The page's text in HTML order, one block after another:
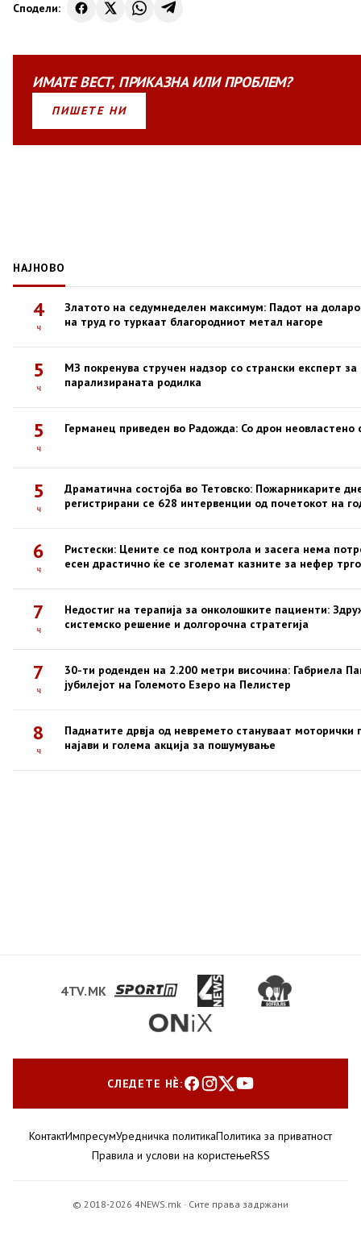
Сподели:
ИМАТЕВЕСТ, ПРИКАЗНАИЛИПРОБЛЕМ?
ПИШЕТЕ НИ
НАЈНОВО
4
ч
Златото на седумнеделен максимум: Падот на
на труд го туркаат благородниот метал нагоре
5
ч
МЗ покренува стручен надзор со странски експерт
парализираната родилка
5
ч
Германец приведен во Радожда: Со дрон неовластено
5
ч
Драматична состојба во Тетовско: Пожарникарите
регистрирани се 628 интервенции од почетокот на
6
ч
Ристески: Цените се под контрола и засега нема
есен драстично ќе се зголемат казните за нефер
7
ч
Недостиг на терапија за онколошките пациенти:
системско решение и долгорочна стратегија
7
ч
30-ти роденден на 2.200 метри височина: Габриела
јубилејот на Големото Езеро на Пелистер
8
ч
Паднатите дрвја од невремето стануваат моторички
најави и голема акција за пошумување
4TV.MK
СЛЕДЕТЕ НЀ:
КонтактИмпресумУредничка политикаПолитика за приватност
Правила и услови на користењеRSS
© 2018-2026 4NEWS.mk · Сите права задржани